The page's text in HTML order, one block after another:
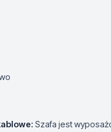
Szafa jest